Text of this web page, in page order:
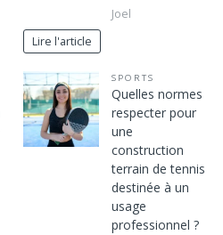
Joel
Lire l'article
SPORTS
Quelles normes
respecter pour
une
construction
terrain de tennis
destinée à un
usage
professionnel ?